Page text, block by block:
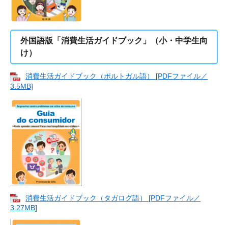
外国語版「消費生活ガイドブック」（小・中学生向
け）
消費生活ガイドブック（ポルトガル語） [PDFファイル／
3.5MB]
消費生活ガイドブック（タガログ語） [PDFファイル／
3.27MB]